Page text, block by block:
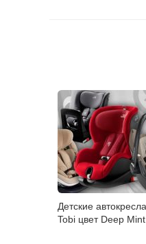
Детские
Tobi цвет Deep Mint